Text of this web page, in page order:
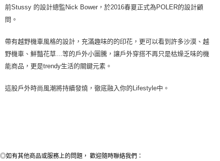
前Stussy 的設計總監Nick Bower ，於2016春夏正式為 POLER的設計顧
問。
帶有越野機車風格的設計，充滿趣味的的印花，更可以看到許多沙漠、越
野機車、鮮豔花草
等的戶外小圖騰，讓戶外穿搭不再只是枯燥乏味的機
能商品，更是trendy生活的關鍵元素。
這股戶外時尚風潮將持續發燒，徹底融入你的Lifestyle中 。
◎如有其他商品或服務上的問題， 歡迎隨時聯絡我們：